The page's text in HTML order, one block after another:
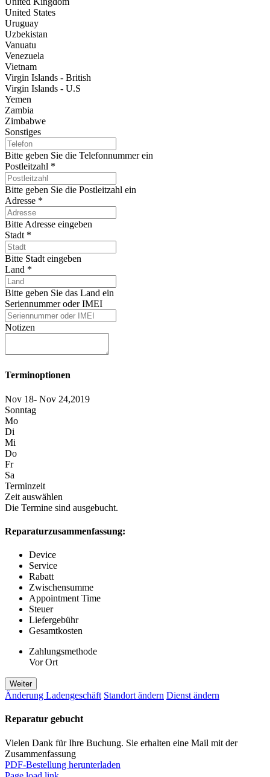
United States
Uruguay
Uzbekistan
Vanuatu
Venezuela
Vietnam
Virgin Islands - British
Virgin Islands - U.S
Yemen
Zambia
Zimbabwe
Sonstiges
Bitte geben Sie die Telefonnummer ein
Postleitzahl *
Bitte geben Sie die Postleitzahl ein
Adresse *
Bitte Adresse eingeben
Stadt *
Bitte Stadt eingeben
Land *
Bitte geben Sie das Land ein
Seriennummer oder IMEI
Notizen
Terminoptionen
Nov 18- Nov 24,2019
Sonntag
Mo
Di
Mi
Do
Fr
Sa
Terminzeit
Zeit auswählen
Die Termine sind ausgebucht.
Reparaturzusammenfassung:
Device
Service
Rabatt
Zwischensumme
Appointment Time
Steuer
Liefergebühr
Gesamtkosten
Zahlungsmethode
Vor Ort
Weiter
Änderung Ladengeschäft Standort ändern Dienst ändern
Reparatur gebucht
Vielen Dank für Ihre Buchung. Sie erhalten eine Mail mit der
Zusammenfassung
PDF-Bestellung herunterladen